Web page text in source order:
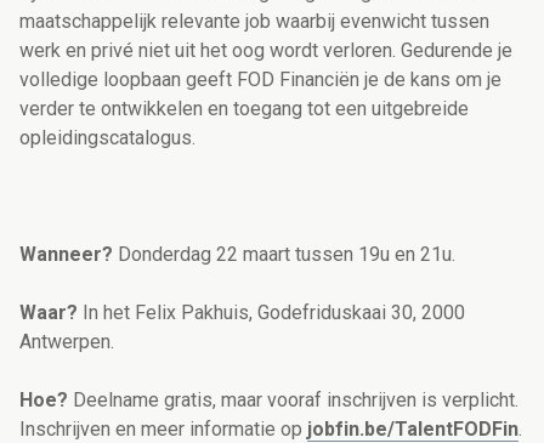
maatschappelijk relevante job waarbij evenwicht tussen
werk en privé niet uit het oog wordt verloren. Gedurende je
volledige loopbaan geeft FOD Financiën je de kans om je
verder te ontwikkelen en toegang tot een uitgebreide
opleidingscatalogus.
Wanneer? Donderdag 22 maart tussen 19u en 21u.
Waar? In het Felix Pakhuis, Godefriduskaai 30, 2000
Antwerpen.
Hoe? Deelname gratis, maar vooraf inschrijven is verplicht.
Inschrijven en meer informatie op jobfin.be/TalentFODFin.